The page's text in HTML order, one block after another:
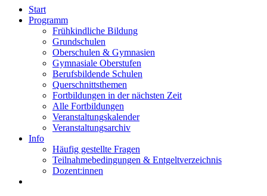
Start
Programm
Frühkindliche Bildung
Grundschulen
Oberschulen & Gymnasien
Gymnasiale Oberstufen
Berufsbildende Schulen
Querschnittsthemen
Fortbildungen in der nächsten Zeit
Alle Fortbildungen
Veranstaltungskalender
Veranstaltungsarchiv
Info
Häufig gestellte Fragen
Teilnahmebedingungen & Entgeltverzeichnis
Dozent:innen